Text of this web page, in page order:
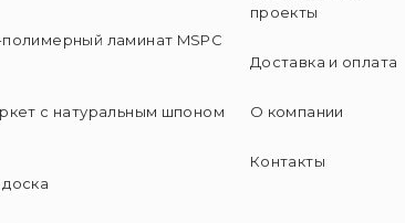
ламинат MSPC
с натуральным шпоном
проекты
Доставка и оплата
О компании
Контакты